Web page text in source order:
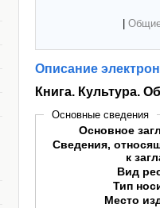
Описание
Книга. Культура.
Основные сведения
Основное
Сведения,
к
Вид
Тип
Место